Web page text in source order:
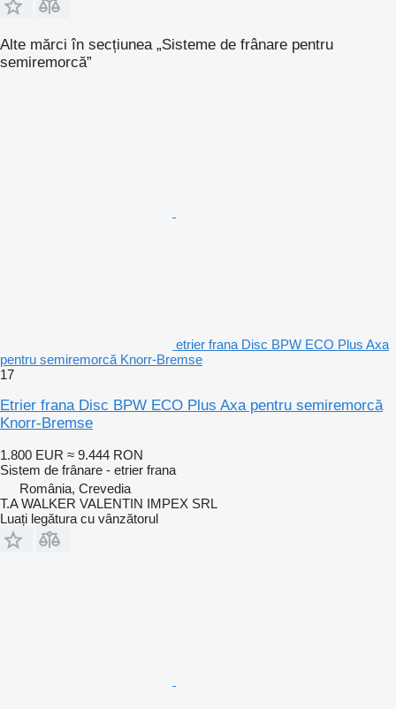
Alte mărci în secțiunea „Sisteme de frânare pentru
semiremorcă”
etrier frana Disc BPW ECO Plus Axa
pentru semiremorcă Knorr-Bremse
17
Etrier frana Disc BPW ECO Plus Axa pentru semiremorcă
Knorr-Bremse
1.800 EUR ≈ 9.444 RON
Sistem de frânare - etrier frana
România, Crevedia
T.A WALKER VALENTIN IMPEX SRL
Luați legătura cu vânzătorul